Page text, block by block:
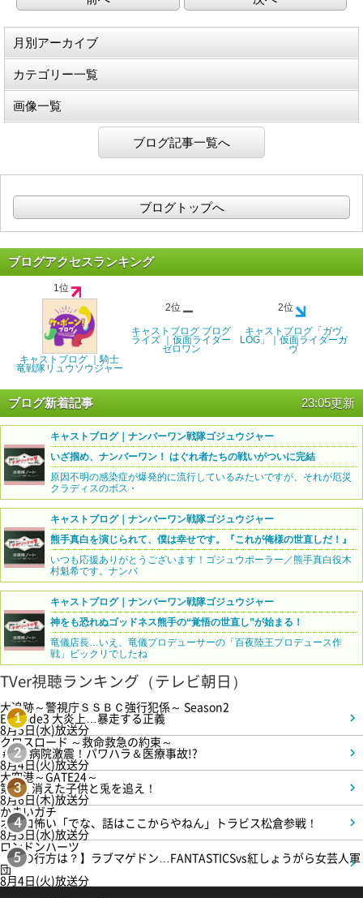
月別アーカイブ
カテゴリー一覧
画像一覧
ブログ記事一覧へ
ブログトップへ
ブログアクセスランキング
1位
キャストブログ ｜騎士
竜戦隊リュウソウジャー
2位
キャストブログ ブログ
ライズ ｜仮面ライダー
ゼロワン
2位
キャストブログ「ガヴ
LOG」｜仮面ライダーガ
ヴ
ブログ新着記事 23:05更新
キャストブログ｜ナンバーワン戦隊ゴジュウジャー
いざ掴め、ナンバーワン！ はぐれ者たちの戦いがついに完結
原因不明の感染症が爆発的に流行しているみたいですが、それが厄災
クラディスのボス・
キャストブログ｜ナンバーワン戦隊ゴジュウジャー
熊手真白を演じられて、僕は幸せです。『これが俺様の世直しだ！』
いつも応援ありがとうございます！ゴジュウポーラー／熊手真白役木
村魁希です。ナンバ
キャストブログ｜ナンバーワン戦隊ゴジュウジャー
神をも恐れぬゴッドネス熊手の“覚悟の世直し”が始まる！
竜儀店長…いえ、竜儀プロデューサーの「百夜陸王プロデュース作
戦」ビックリでしたね
TVer視聴ランキング（テレビ朝日）
1
大追跡～警視庁ＳＳＢＣ強行犯係～ Season2
Episode3 大炎上…暴走する正義
8月5日(水)放送分
2
クロスロード ～救命救急の約束～
＃5 病院激震！パワハラ＆医療事故!?
8月4日(火)放送分
3
大空港～GATE24～
第3話 消えた子供と兎を追え！
8月6日(木)放送分
4
かまいガチ
オモロ怖い「でな、話はここからやねん」トラビス松倉参戦！
8月5日(水)放送分
5
ロンドンハーツ
【恋の行方は？】ラブマゲドン…FANTASTICSvs紅しょうがら女芸人軍
団
8月4日(火)放送分